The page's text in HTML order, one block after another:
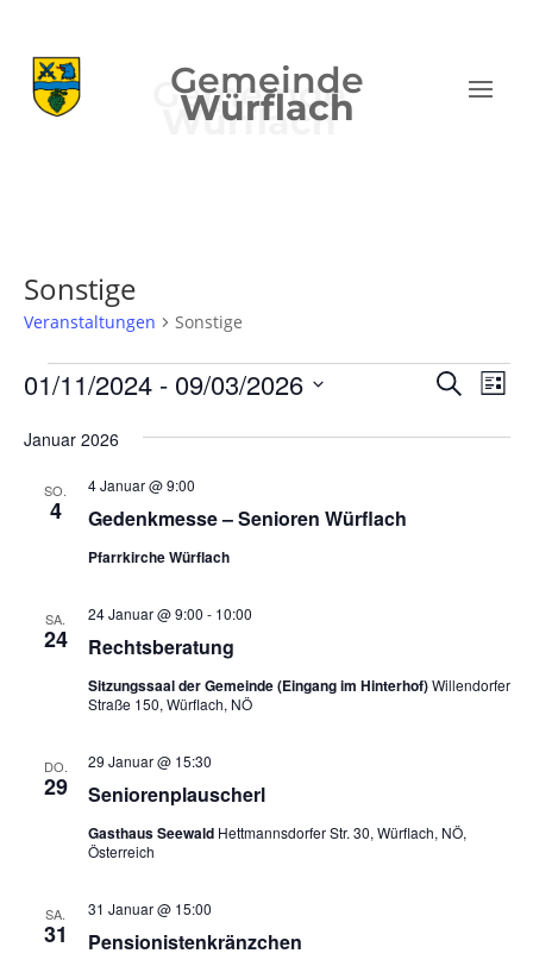
Gemeinde
Würflach
Sonstige
Veranstaltungen Sonstige
Veranstaltungen
und
SucheListe
01/11/2024 - 09/03/2026
wählen.
Januar 2026
SO.
4 Gedenkmesse – Senioren Würflach
4 Januar @ 9:00
Pfarrkirche Würflach
SA.
24 Rechtsberatung
24 Januar @ 9:00 - 10:00
Sitzungssaal der Gemeinde (Eingang im Hinterhof)Willendorfer
Straße 150, Würflach, NÖ
DO.
29 Seniorenplauscherl
29 Januar @ 15:30
Gasthaus Seewald Hettmannsdorfer Str. 30, Würflach, NÖ,
Österreich
SA.
31 Pensionistenkränzchen
31 Januar @ 15:00